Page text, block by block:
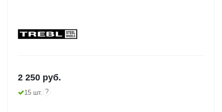
2 250 руб.
15 шт. ?